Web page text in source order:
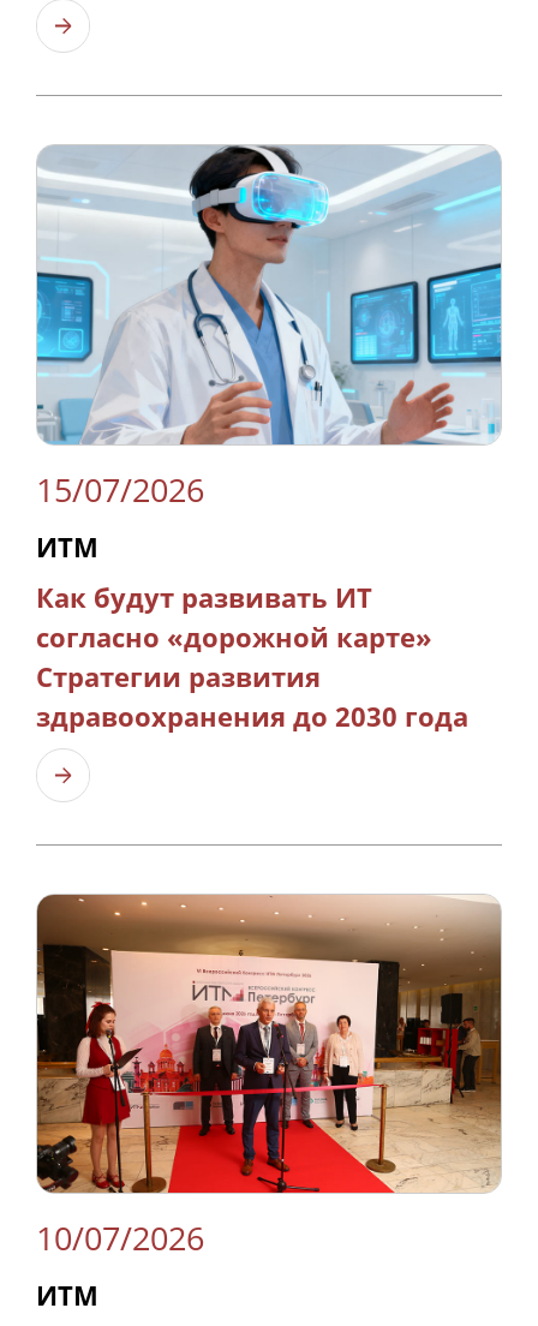
15/07/2026
ИТМ
Как будут развивать ИТ
согласно «дорожной карте»
Стратегии развития
здравоохранения до 2030 года
10/07/2026
ИТМ